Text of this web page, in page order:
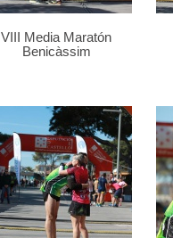
VIII Media Maratón
Benicàssim